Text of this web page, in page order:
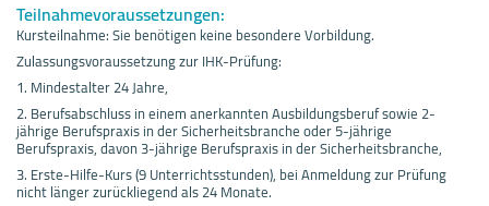
Teilnahmevoraussetzungen:
Kursteilnahme: Sie benötigen keine besondere Vorbildung.
Zulassungsvoraussetzung zur IHK-Prüfung:
1. Mindestalter 24 Jahre,
2. Berufsabschluss in einem anerkannten Ausbildungsberuf sowie 2-
jährige Berufspraxis in der Sicherheitsbranche oder 5-jährige
Berufspraxis, davon 3-jährige Berufspraxis in der Sicherheitsbranche,
3. Erste-Hilfe-Kurs (9 Unterrichtsstunden), bei Anmeldung zur Prüfung
nicht länger zurückliegend als 24 Monate.